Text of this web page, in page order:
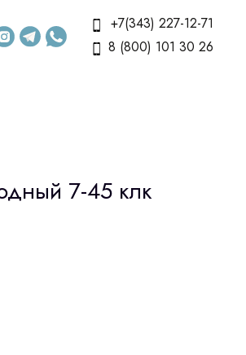
+7(343) 227-12-71
8 (800) 101 30 26
7-45 клк